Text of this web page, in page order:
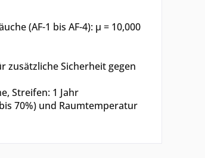
(AF-1 bis AF-4): µ = 10,000
Sicherheit gegen
Streifen: 1 Jahr
70%) und Raumtemperatur